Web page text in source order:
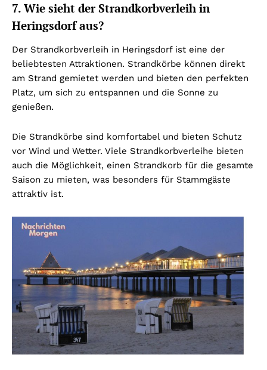
7. Wie sieht der Strandkorbverleih in
Heringsdorf aus?
Der Strandkorbverleih in Heringsdorf ist eine der
beliebtesten Attraktionen. Strandkörbe können direkt
am Strand gemietet werden und bieten den perfekten
Platz, um sich zu entspannen und die Sonne zu
genießen.
Die Strandkörbe sind komfortabel und bieten Schutz
vor Wind und Wetter. Viele Strandkorbverleihe bieten
auch die Möglichkeit, einen Strandkorb für die gesamte
Saison zu mieten, was besonders für Stammgäste
attraktiv ist.